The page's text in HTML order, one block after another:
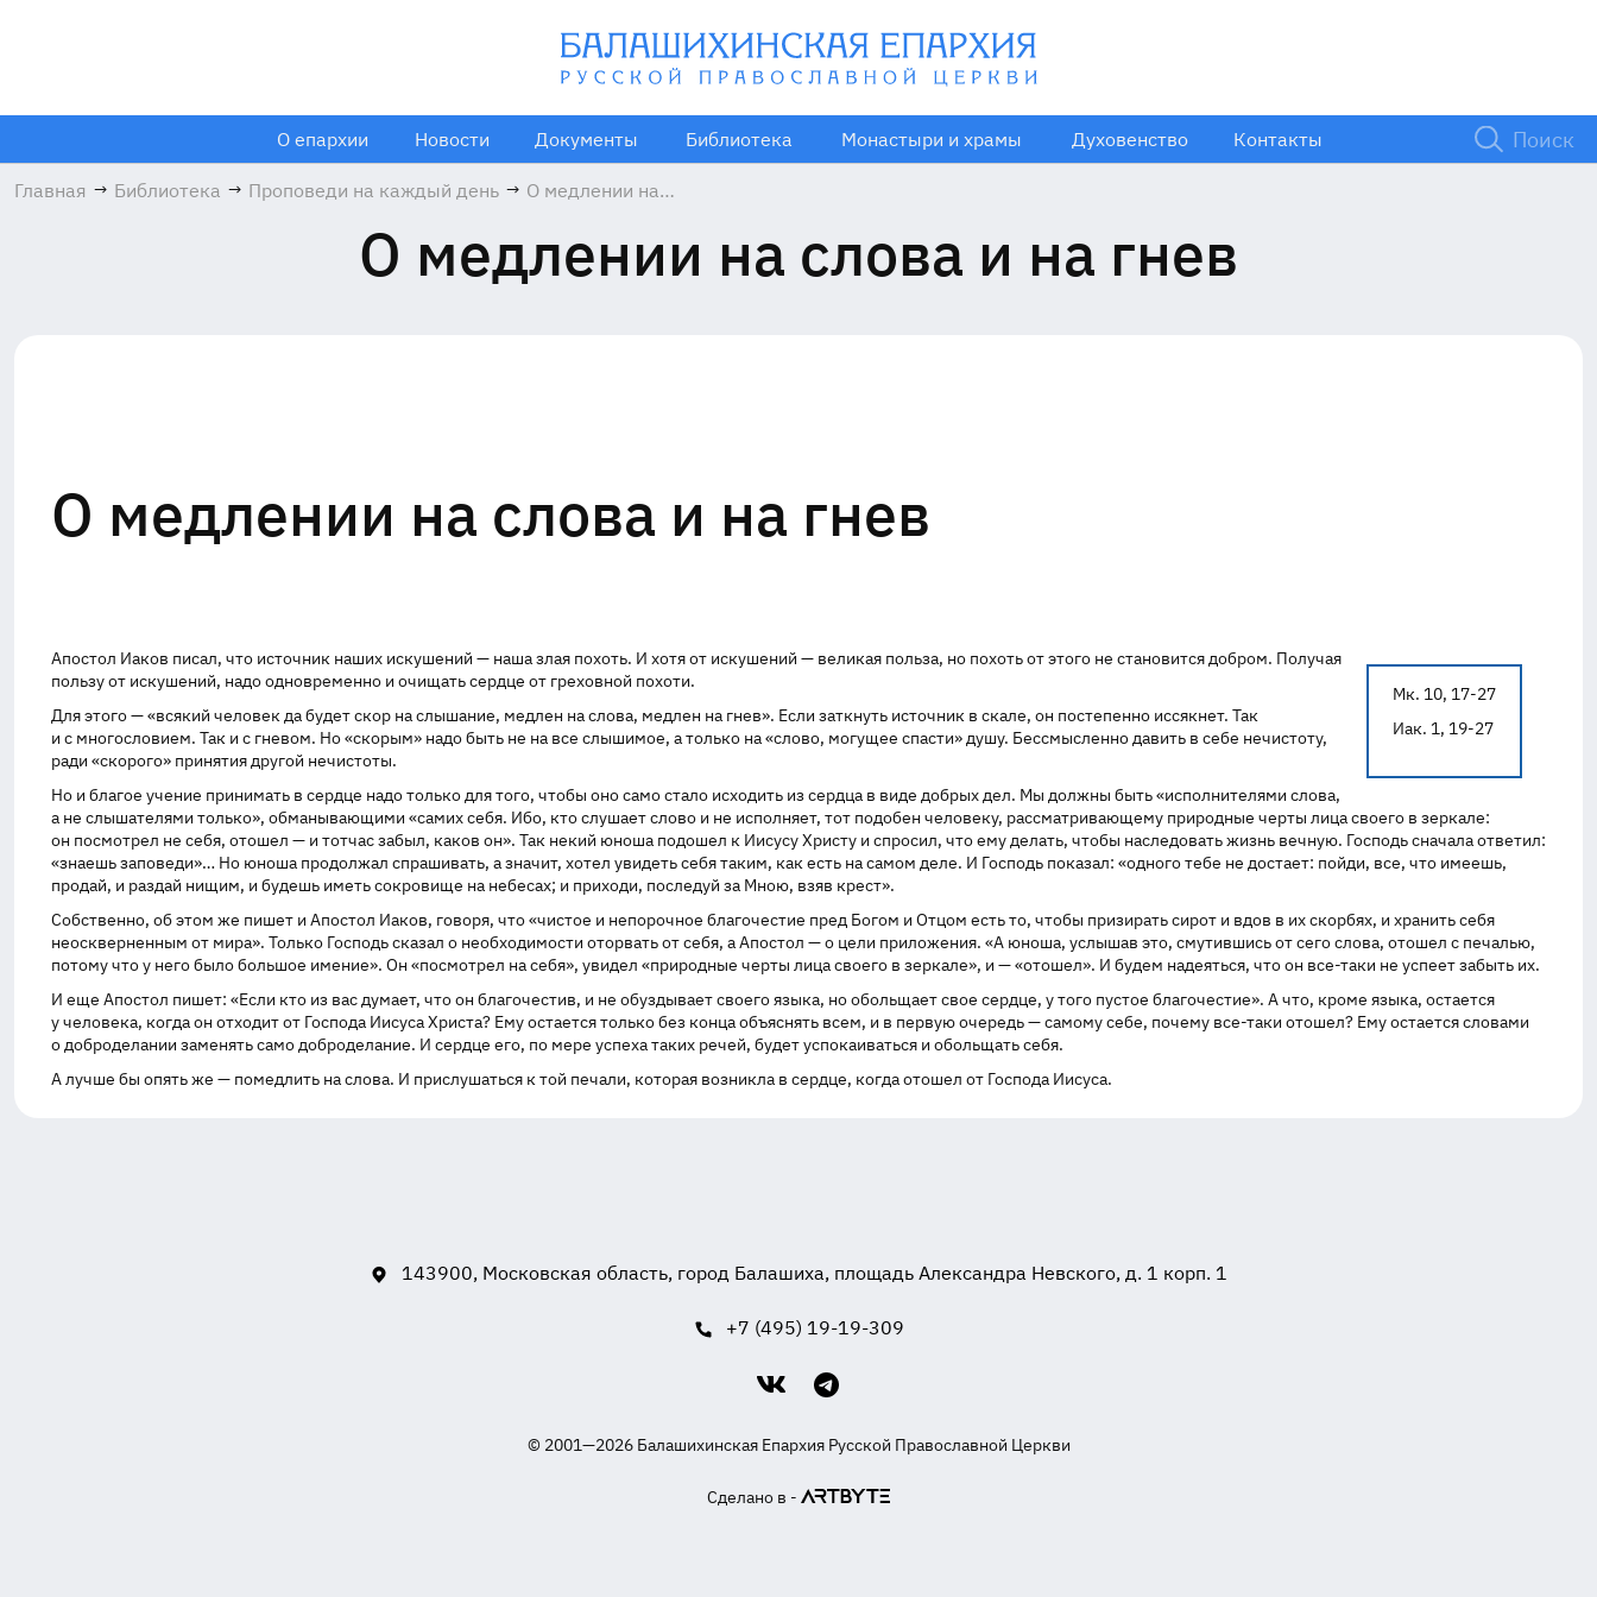
О епархии Новости Документы Библиотека Монастыри и храмы Духовенство Контакты
Главная → Библиотека → Проповеди на каждый день → О медлении на
О медлении на слова и на гнев
О медлении на слова и на гнев
Мк. 10, 17-27
Иак. 1, 19-27
Апостол Иаков писал, что источник наших искушений — наша злая похоть. И хотя от искушений — великая польза, но похоть от этого не становится добром. Получая
пользу от искушений, надо одновременно и очищать сердце от греховной похоти.
Для этого — «всякий человек да будет скор на слышание, медлен на слова, медлен на гнев». Если заткнуть источник в скале, он постепенно иссякнет. Так
и с многословием. Так и с гневом. Но «скорым» надо быть не на все слышимое, а только на «слово, могущее спасти» душу. Бессмысленно давить в себе нечистоту,
ради «скорого» принятия другой нечистоты.
Но и благое учение принимать в сердце надо только для того, чтобы оно само стало исходить из сердца в виде добрых дел. Мы должны быть «исполнителями слова,
а не слышателями только», обманывающими «самих себя. Ибо, кто слушает слово и не исполняет, тот подобен человеку, рассматривающему природные черты лица своего в зеркале:
он посмотрел не себя, отошел — и тотчас забыл, каков он». Так некий юноша подошел к Иисусу Христу и спросил, что ему делать, чтобы наследовать жизнь вечную. Господь сначала ответил:
«знаешь заповеди»… Но юноша продолжал спрашивать, а значит, хотел увидеть себя таким, как есть на самом деле. И Господь показал: «одного тебе не достает: пойди, все, что имеешь,
продай, и раздай нищим, и будешь иметь сокровище на небесах; и приходи, последуй за Мною, взяв крест».
Собственно, об этом же пишет и Апостол Иаков, говоря, что «чистое и непорочное благочестие пред Богом и Отцом есть то, чтобы призирать сирот и вдов в их скорбях, и хранить себя
неоскверненным от мира». Только Господь сказал о необходимости оторвать от себя, а Апостол — о цели приложения. «А юноша, услышав это, смутившись от сего слова, отошел с печалью,
потому что у него было большое имение». Он «посмотрел на себя», увидел «природные черты лица своего в зеркале», и — «отошел». И будем надеяться, что он все-таки не успеет забыть их.
И еще Апостол пишет: «Если кто из вас думает, что он благочестив, и не обуздывает своего языка, но обольщает свое сердце, у того пустое благочестие». А что, кроме языка, остается
у человека, когда он отходит от Господа Иисуса Христа? Ему остается только без конца объяснять всем, и в первую очередь — самому себе, почему все-таки отошел? Ему остается словами
о доброделании заменять само доброделание. И сердце его, по мере успеха таких речей, будет успокаиваться и обольщать себя.
А лучше бы опять же — помедлить на слова. И прислушаться к той печали, которая возникла в сердце, когда отошел от Господа Иисуса.
143900, Московская область, город Балашиха, площадь Александра Невского, д. 1 корп. 1
+7 (495) 19-19-309
© 2001—2026 Балашихинская Епархия Русской Православной Церкви
Сделано в -